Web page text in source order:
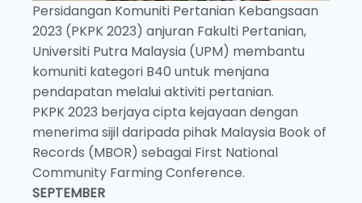
Persidangan Komuniti Pertanian Kebangsaan
2023 (PKPK 2023) anjuran Fakulti Pertanian,
Universiti Putra Malaysia (UPM) membantu
komuniti kategori B40 untuk menjana
pendapatan melalui aktiviti pertanian.
PKPK 2023 berjaya cipta kejayaan dengan
menerima sijil daripada pihak Malaysia Book of
Records (MBOR) sebagai First National
Community Farming Conference.
SEPTEMBER